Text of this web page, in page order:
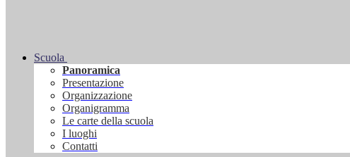
Scuola
Panoramica
Presentazione
Organizzazione
Organigramma
Le carte della scuola
I luoghi
Contatti